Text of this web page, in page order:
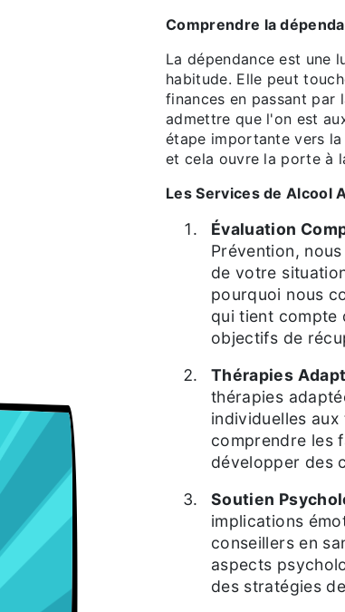
Comprendre la
La dépendance est une
habitude. Elle peut
finances en passant par
admettre que l'on est
étape importante vers
et cela ouvre la porte à
Les Services de Alcool
Évaluation
Prévention,
de votre
pourquoi nous
qui tient compte
objectifs de
Thérapies
thérapies
individuelles
comprendre les
développer des
Soutien
implications
conseillers en
aspects
des stratégies